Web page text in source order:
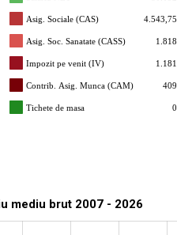
Asig. Sociale (CAS) 4.543,75
Asig. Soc. Sanatate (CASS) 1.818
Impozit pe venit (IV) 1.181
Contrib. Asig. Munca (CAM) 409
Tichete de masa 0
mediu brut 2007 - 2026